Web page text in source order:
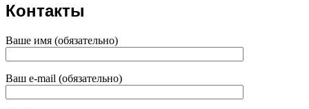
Контакты
Ваше имя (обязательно)
Ваш e-mail (обязательно)